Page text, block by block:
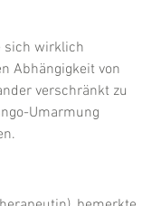
sich wirklich
Abhängigkeit von
verschränkt zu
Umarmung